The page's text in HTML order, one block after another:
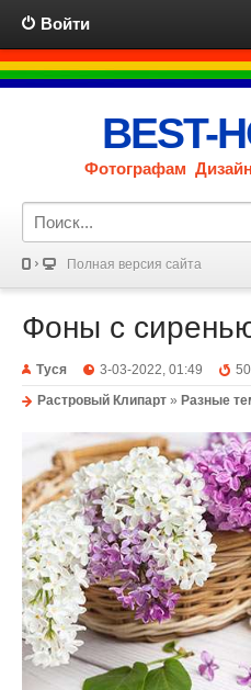
Войти
BEST-
Фотографам
Полная версия сайта
Фоны с
Туся 3-03-2022, 01:49
Растровый Клипарт » Разные